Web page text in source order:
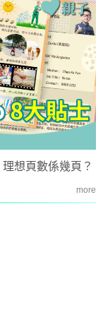
想頁數係幾頁？
more